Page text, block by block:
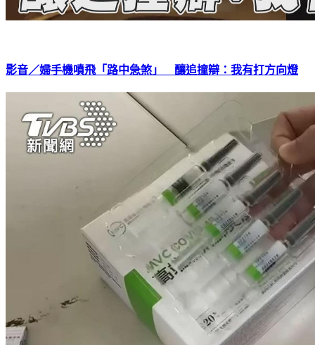
影音／婦手機噴飛「路中急煞」 釀追撞辯：我有打方向燈